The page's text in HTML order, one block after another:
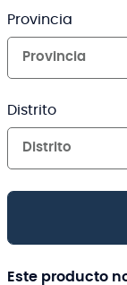
Provincia
Provincia
Distrito
Distrito
Este producto